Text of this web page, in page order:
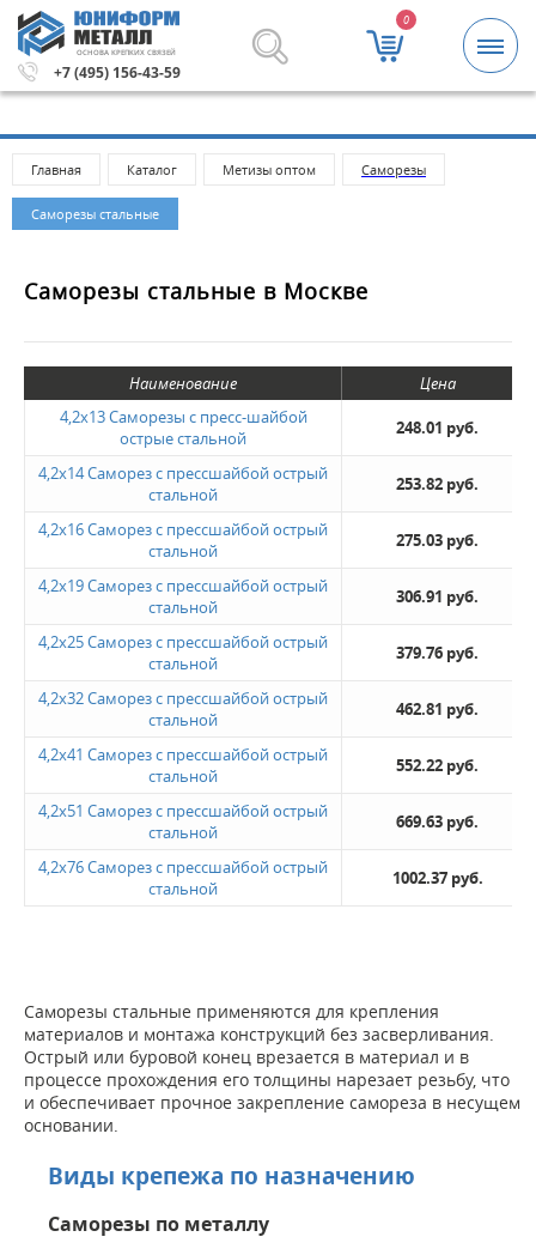
ОСНОВА КРЕПКИХ СВЯЗЕЙ
+7 (495) 156-43-59
0
5000 рублей. Метизы и крепежные изделия
Главная Каталог Метизы оптом Саморeзы
Саморезы стальные
Саморезы стальные в Москве
Наименование
Цена
4,2х13 Саморезы с пресс-шайбой
острые стальной
248.01 руб.
4,2х14 Саморез с прессшайбой острый
стальной
253.82 руб.
4,2х16 Саморез с прессшайбой острый
стальной
275.03 руб.
4,2х19 Саморез с прессшайбой острый
стальной
306.91 руб.
4,2х25 Саморез с прессшайбой острый
стальной
379.76 руб.
4,2х32 Саморез с прессшайбой острый
стальной
462.81 руб.
4,2х41 Саморез с прессшайбой острый
стальной
552.22 руб.
4,2х51 Саморез с прессшайбой острый
стальной
669.63 руб.
4,2х76 Саморез с прессшайбой острый
стальной
1002.37 руб.
Саморезы стальные применяются для крепления
материалов и монтажа конструкций без засверливания.
Острый или буровой конец врезается в материал и в
процессе прохождения его толщины нарезает резьбу, что
и обеспечивает прочное закрепление самореза в несущем
основании.
Виды крепежа по назначению
Саморезы по металлу